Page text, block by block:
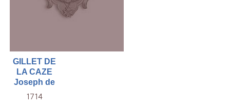
GILLET DE
LA CAZE
Joseph de
1714